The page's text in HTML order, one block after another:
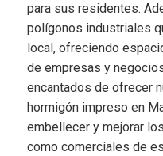
para sus residentes.
polígonos industriales
local, ofreciendo
de empresas y
encantados de ofrecer
hormigón impreso en
embellecer y mejorar
como comerciales de